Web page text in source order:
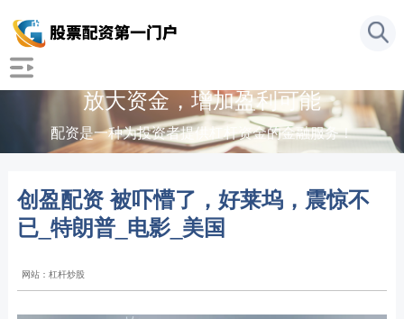
放大资金，增加盈利可能
配资是一种为投资者提供杠杆资金的金融服务！
创盈配资 被吓懵了，好莱坞，震惊不
已_特朗普_电影_美国
网站：杠杆炒股